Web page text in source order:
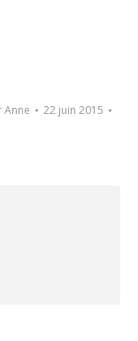
Anne
22 juin 2015